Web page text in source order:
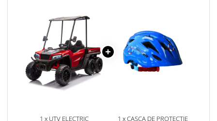
1 x UTV ELECTRIC 1 x CASCA DE PROTECTIE